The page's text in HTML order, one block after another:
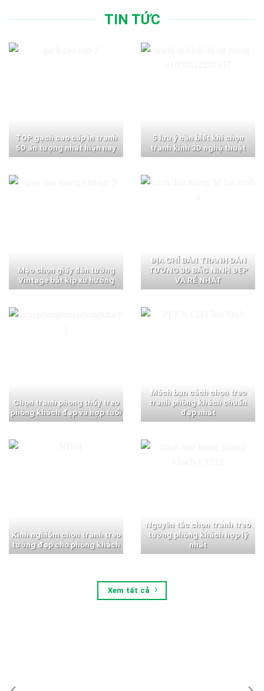
TIN TỨC
TOP gạch cao cấp in tranh
5D ấn tượng nhất hiện nay
5 lưu ý cần biết khi chọn
tranh kính 3D nghệ thuật
Mẹo chọn giấy dán tường
Vintage bắt kịp xu hướng
ĐỊA CHỈ BÁN TRANH DÁN
TƯỜNG 3D BẮC NINH ĐẸP
VÀ RẺ NHẤT
Chọn tranh phong thủy treo
phòng khách đẹp và hợp tuổi
Mách bạn cách chọn treo
tranh phòng khách chuẩn
đẹp nhất
Kinh nghiệm chọn tranh treo
tường đẹp cho phòng khách
Nguyên tắc chọn tranh treo
tường phòng khách hợp lý
nhất
Xem tất cả